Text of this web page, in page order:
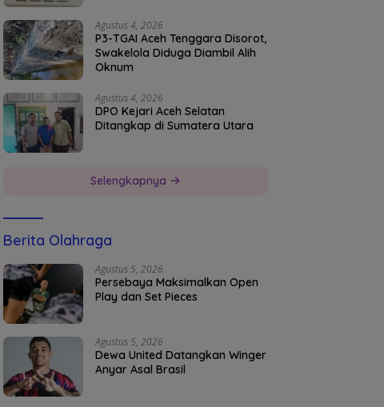
Agustus 4, 2026
P3-TGAI Aceh Tenggara Disorot,
Swakelola Diduga Diambil Alih
Oknum
Agustus 4, 2026
DPO Kejari Aceh Selatan
Ditangkap di Sumatera Utara
Selengkapnya
Berita Olahraga
Agustus 5, 2026
Persebaya Maksimalkan Open
Play dan Set Pieces
Agustus 5, 2026
Dewa United Datangkan Winger
Anyar Asal Brasil